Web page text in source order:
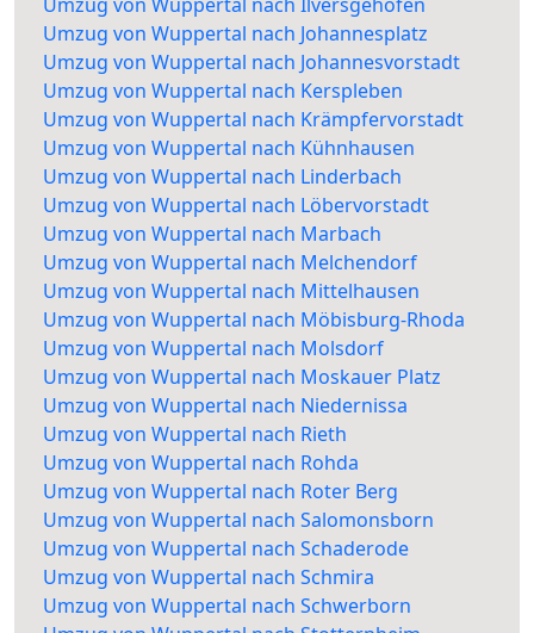
Umzug von Wuppertal nach Johannesplatz
Umzug von Wuppertal nach Johannesvorstadt
Umzug von Wuppertal nach Kerspleben
Umzug von Wuppertal nach Krämpfervorstadt
Umzug von Wuppertal nach Kühnhausen
Umzug von Wuppertal nach Linderbach
Umzug von Wuppertal nach Löbervorstadt
Umzug von Wuppertal nach Marbach
Umzug von Wuppertal nach Melchendorf
Umzug von Wuppertal nach Mittelhausen
Umzug von Wuppertal nach Möbisburg-Rhoda
Umzug von Wuppertal nach Molsdorf
Umzug von Wuppertal nach Moskauer Platz
Umzug von Wuppertal nach Niedernissa
Umzug von Wuppertal nach Rieth
Umzug von Wuppertal nach Rohda
Umzug von Wuppertal nach Roter Berg
Umzug von Wuppertal nach Salomonsborn
Umzug von Wuppertal nach Schaderode
Umzug von Wuppertal nach Schmira
Umzug von Wuppertal nach Schwerborn